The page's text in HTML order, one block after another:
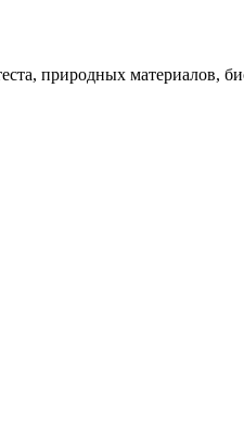
природных материалов,